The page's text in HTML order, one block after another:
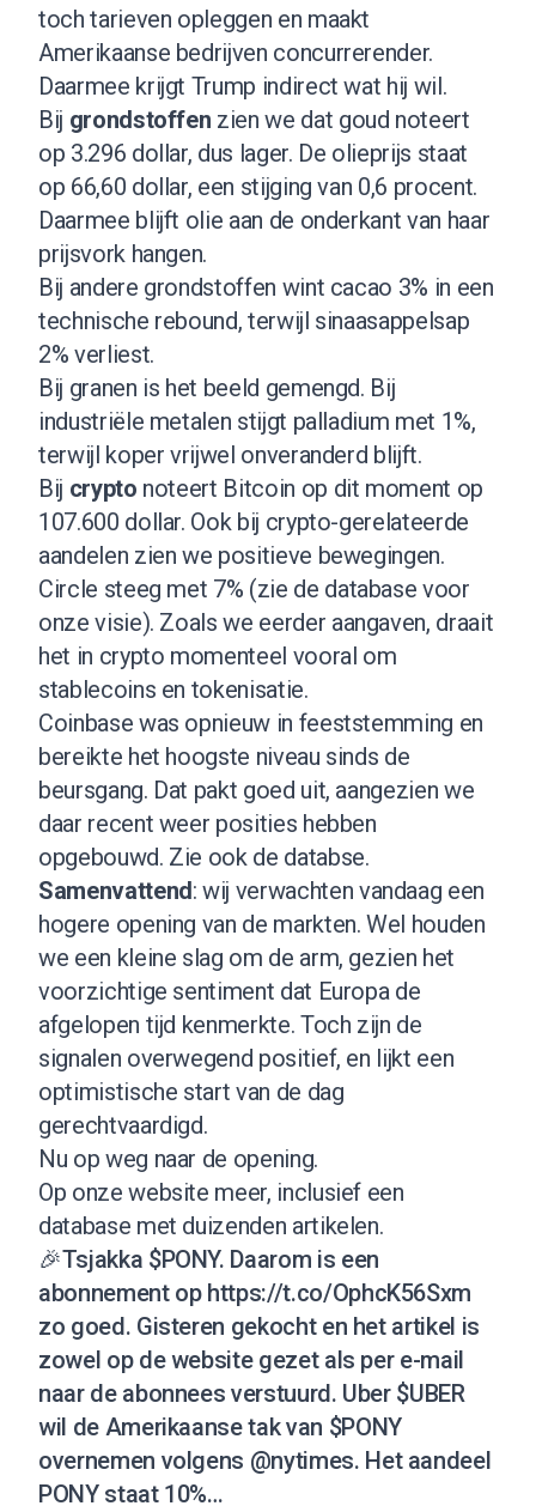
toch tarieven opleggen en maakt
Amerikaanse bedrijven concurrerender.
Daarmee krijgt Trump indirect wat hij wil.
Bij grondstoffen zien we dat goud noteert
op 3.296 dollar, dus lager. De olieprijs staat
op 66,60 dollar, een stijging van 0,6 procent.
Daarmee blijft olie aan de onderkant van haar
prijsvork hangen.
Bij andere grondstoffen wint cacao 3% in een
technische rebound, terwijl sinaasappelsap
2% verliest.
Bij granen is het beeld gemengd. Bij
industriële metalen stijgt palladium met 1%,
terwijl koper vrijwel onveranderd blijft.
Bij crypto noteert Bitcoin op dit moment op
107.600 dollar. Ook bij crypto-gerelateerde
aandelen zien we positieve bewegingen.
Circle steeg met 7% (zie de database voor
onze visie). Zoals we eerder aangaven, draait
het in crypto momenteel vooral om
stablecoins en tokenisatie.
Coinbase was opnieuw in feeststemming en
bereikte het hoogste niveau sinds de
beursgang. Dat pakt goed uit, aangezien we
daar recent weer posities hebben
opgebouwd. Zie ook de databse.
Samenvattend: wij verwachten vandaag een
hogere opening van de markten. Wel houden
we een kleine slag om de arm, gezien het
voorzichtige sentiment dat Europa de
afgelopen tijd kenmerkte. Toch zijn de
signalen overwegend positief, en lijkt een
optimistische start van de dag
gerechtvaardigd.
Nu op weg naar de opening.
Op onze website meer, inclusief een
database met duizenden artikelen.
🎉Tsjakka $PONY. Daarom is een
abonnement op https://t.co/OphcK56Sxm
zo goed. Gisteren gekocht en het artikel is
zowel op de website gezet als per e-mail
naar de abonnees verstuurd. Uber $UBER
wil de Amerikaanse tak van $PONY
overnemen volgens @nytimes. Het aandeel
PONY staat 10%…